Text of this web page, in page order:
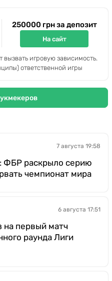
250000 грн за депозит
На сайт
вызвать игровую зависимость.
ответственной игры
7 августа 19:58
ФБР раскрыло серию
чемпионат мира
6 августа 17:51
на первый матч
раунда Лиги